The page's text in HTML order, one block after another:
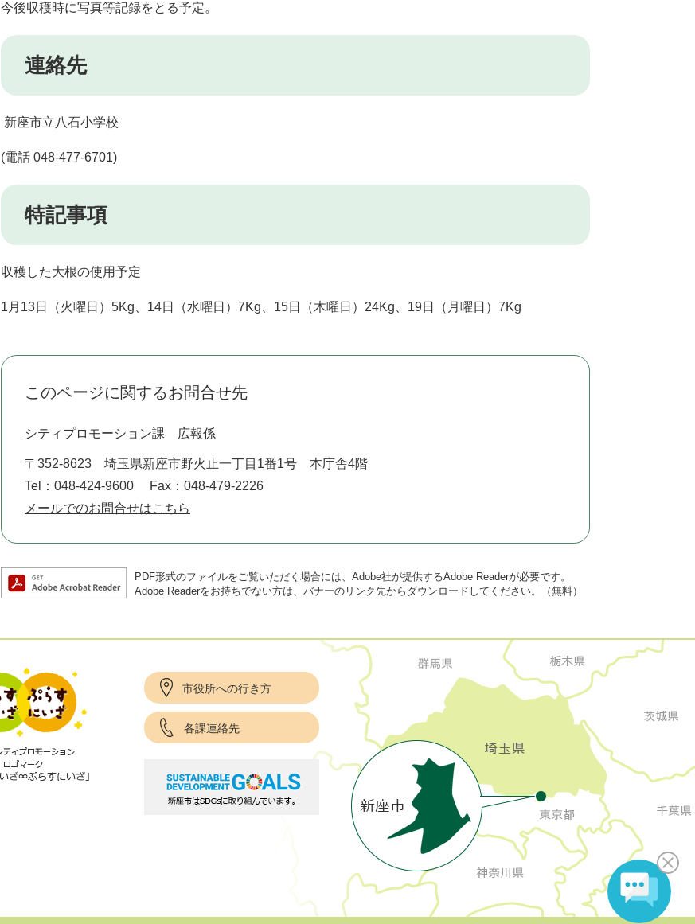
今後収穫時に写真等記録をとる予定。
連絡先
新座市立八石小学校
(電話 048-477-6701)
特記事項
収穫した大根の使用予定
1月13日（火曜日）5Kg、14日（水曜日）7Kg、15日（木曜日）24Kg、19日（月曜日）7Kg
このページに関するお問合せ先
シティプロモーション課 広報係
〒352-8623
埼玉県新座市野火止一丁目1番1号 本庁舎4階
Tel：048-424-9600
Fax：048-479-2226
メールでのお問合せはこちら
PDF形式のファイルをご覧いただく場合には、Adobe社が提供するAdobe Readerが必要です。
Adobe Readerをお持ちでない方は、バナーのリンク先からダウンロードしてください。（無料）
市役所への行き方
各課連絡先